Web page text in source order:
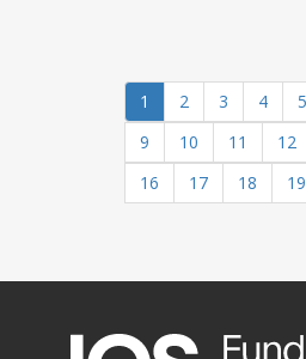
1 2 3 4 5
9
10 11 12
16
17 18 19